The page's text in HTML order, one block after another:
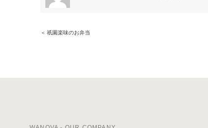
＜ 祇園楽味のお弁当